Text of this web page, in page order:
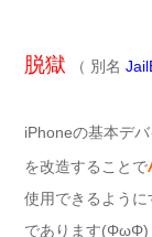
脱獄 （ 別名
iPhoneの基本デバ
を改造することで
使用できるように
であります(ΦωΦ)